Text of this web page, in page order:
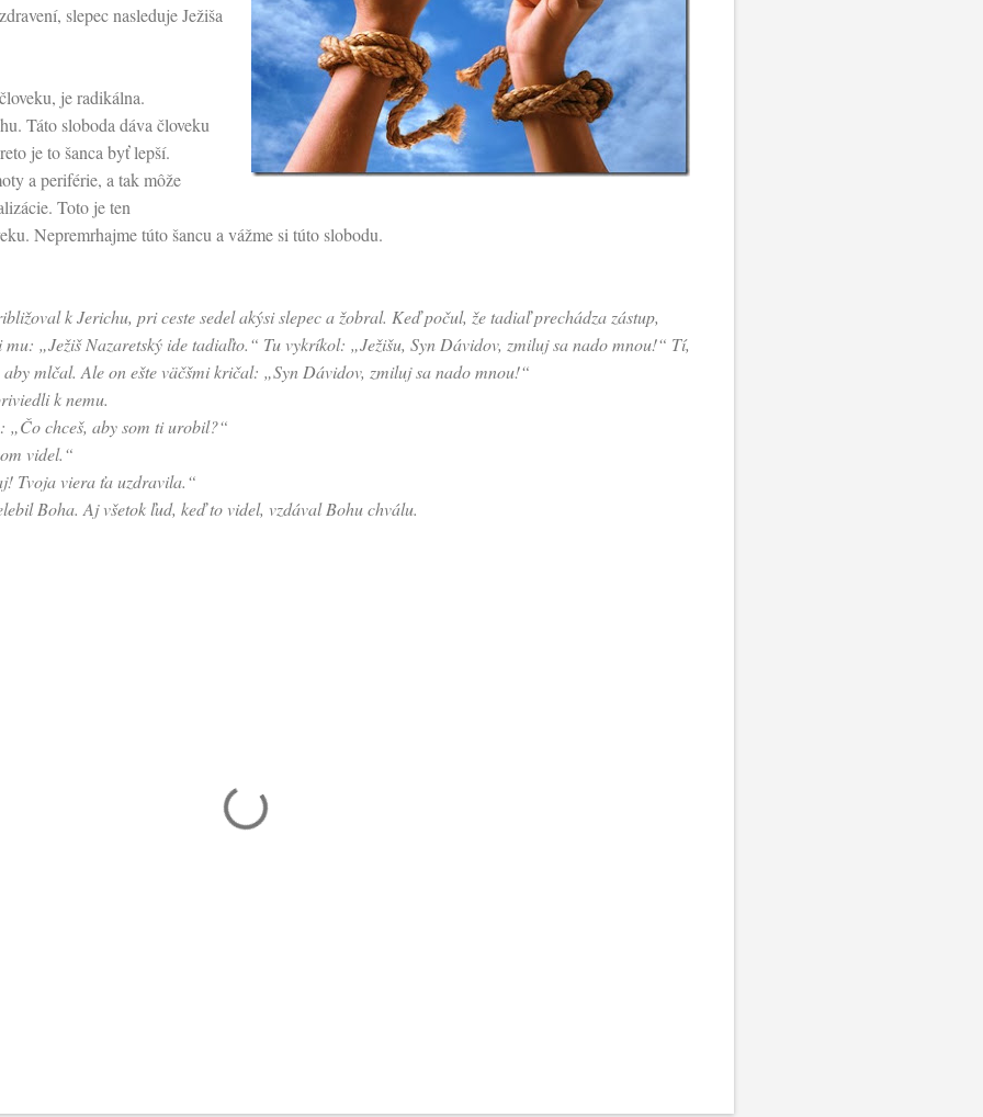
slepec nasleduje Ježiša
je radikálna.
Táto sloboda dáva človeku
je to šanca byť lepší.
a periférie, a tak môže
Toto je ten
Nepremrhajme túto šancu a vážme si túto slobodu.
k Jerichu, pri ceste sedel akýsi slepec a žobral. Keď počul, že tadiaľ prechádza zástup,
mu: „Ježiš Nazaretský ide tadiaľto.“ Tu vykríkol: „Ježišu, Syn Dávidov, zmiluj sa nado mnou!“ Tí,
mlčal. Ale on ešte väčšmi kričal: „Syn Dávidov, zmiluj sa nado mnou!“
k nemu.
„Čo chceš, aby som ti urobil?“
videl.“
Tvoja viera ťa uzdravila.“
Boha. Aj všetok ľud, keď to videl, vzdával Bohu chválu.